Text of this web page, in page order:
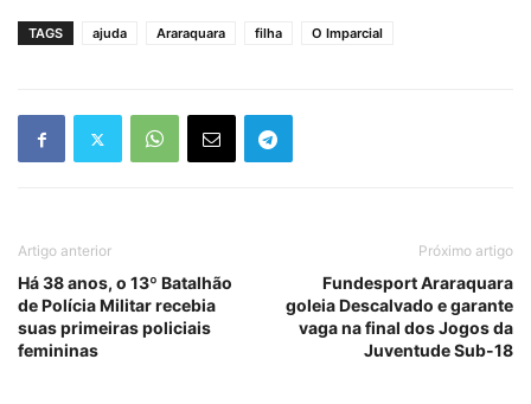
TAGS ajuda Araraquara filha O Imparcial
Artigo anterior
Há 38 anos, o 13º Batalhão
de Polícia Militar recebia
suas primeiras policiais
femininas
Próximo artigo
Fundesport Araraquara
goleia Descalvado e garante
vaga na final dos Jogos da
Juventude Sub-18